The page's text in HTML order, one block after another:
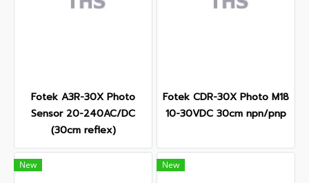
Fotek A3R-30X Photo
Sensor 20-240AC/DC
(30cm reflex)
Fotek CDR-30X Photo M18
10-30VDC 30cm npn/pnp
New New